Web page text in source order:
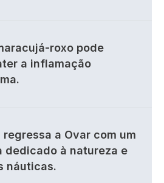
roxo pode
a inflamação
regressa a Ovar com um
dedicado à natureza e
náuticas.